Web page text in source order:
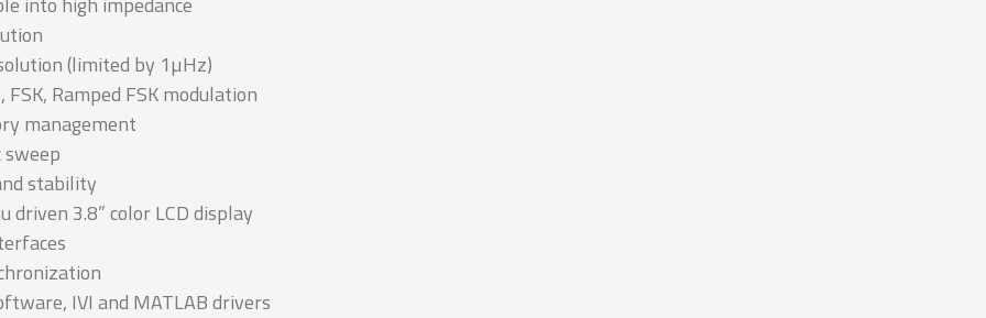
(limited by 1µHz)
Ramped FSK modulation
management
stability
driven 3.8” color LCD display
IVI and MATLAB drivers